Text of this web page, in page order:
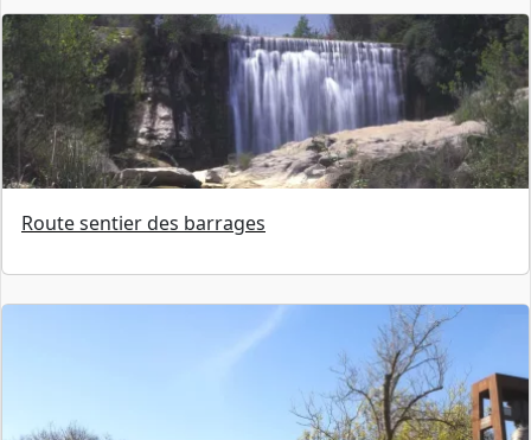
Route sentier des barrages